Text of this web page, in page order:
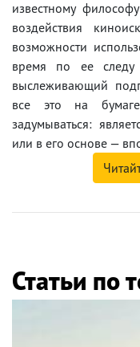
известному
воздействия
возможности
время по ее следу
выслеживающий
все это на бумаге
задумываться:
или в его основе —
Статьи по